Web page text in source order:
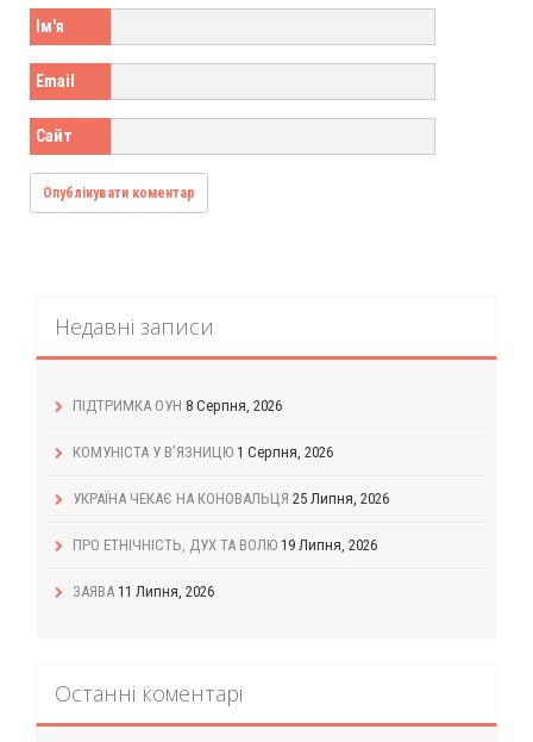
Ім'я
Email
Сайт
Недавні записи
ПІДТРИМКА ОУН 8 Серпня, 2026
КОМУНІСТА У В’ЯЗНИЦЮ 1 Серпня, 2026
УКРАЇНА ЧЕКАЄ НА КОНОВАЛЬЦЯ 25 Липня, 2026
ПРО ЕТНІЧНІСТЬ, ДУХ ТА ВОЛЮ 19 Липня, 2026
ЗАЯВА 11 Липня, 2026
Останні коментарі